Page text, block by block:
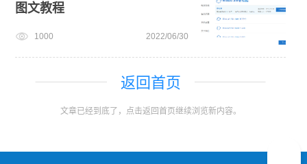
图文教程
1000 2022/06/30
返回首页
文章已经到底了，点击返回首页继续浏览新内容。